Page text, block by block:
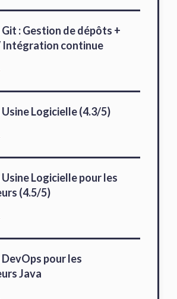
: Gestion de dépôts +
Intégration continue
Logicielle (4.3/5)
Logicielle pour les
(4.5/5)
pour les
Java